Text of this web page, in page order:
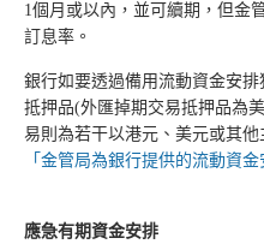
1個月或以內，並可續期，但金
訂息率。
銀行如要透過備用流動資金安
抵押品(外匯掉期交易抵押品為
易則為若干以港元、美元或其
「金管局為銀行提供的流動資
應急有期資金安排